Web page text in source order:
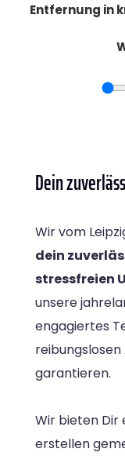
Entfernung in
Dein
Wir vom
dein
stressfreien
unsere
engagiertes
reibungslosen
garantieren.
Wir bieten Dir
erstellen